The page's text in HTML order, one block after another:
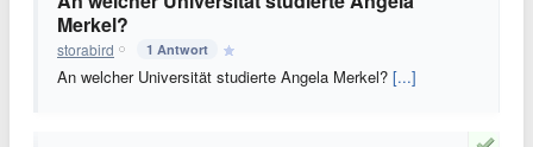
Merkel?
storabird 1 Antwort
An welcher Universität studierte Angela Merkel? [...]